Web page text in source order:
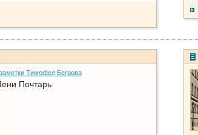
Тимофея Бегрова
Почтарь